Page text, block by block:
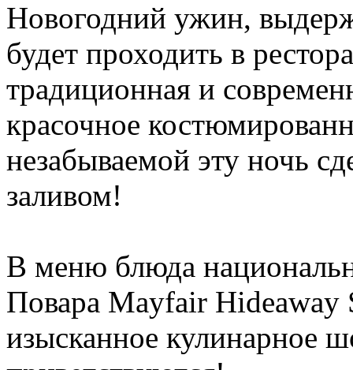
Новогодний ужин,
будет проходить в
традиционная и
красочное
незабываемой эту ночь
заливом!
В меню блюда
Повара Mayfair Hideaway
изысканное кулинарное